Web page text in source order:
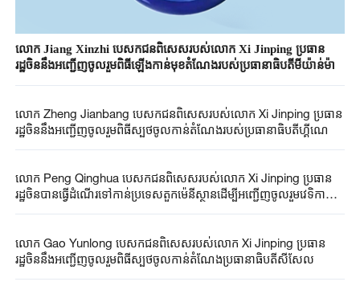
លោក Jiang Xinzhi បេសកជនពិសេសរបស់លោក Xi Jinping ប្រធាន
រដ្ឋចិននឹងអញ្ជើញចូលរួមពិធីឡើងកាន់មុខតំណែងរបស់ប្រធានាធិបតីមីយ៉ាន់ម៉ា
លោក Zheng Jianbang បេសកជនពិសេសរបស់លោក Xi Jinping ប្រធាន
លោក Peng Qinghua បេសកជនពិសេសរបស់លោក Xi Jinping ប្រធាន
រដ្ឋចិនបានធ្វើដំណើរទៅកាន់ប្រទេសតួកម៉េនីស្ថានដើម្បីអញ្ជើញចូលរួមវេទិកាឆ្នាំ
លោក Gao Yunlong បេសកជនពិសេសរបស់លោក Xi Jinping ប្រធាន